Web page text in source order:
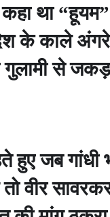
था “हूयम
के काले
से
हुए जब गांधी
वीर